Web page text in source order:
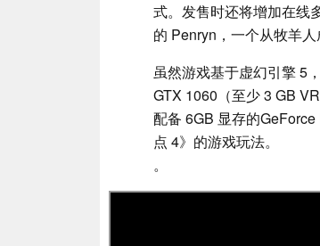
式。发售时还将增加在线
的 Penryn，一个从牧羊
虽然游戏基于虚幻引擎 5
GTX 1060（至少 3 GB
配备 6GB 显存的
点 4》的游戏玩法。
。